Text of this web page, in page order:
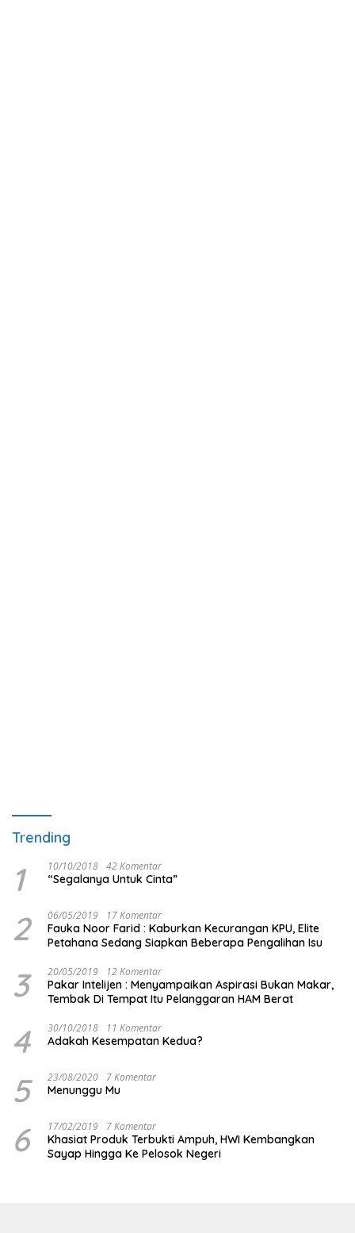
Trending
1 10/10/2018 42 Komentar
“Segalanya Untuk Cinta”
2 06/05/2019 17 Komentar
Fauka Noor Farid : Kaburkan Kecurangan KPU, Elite
Petahana Sedang Siapkan Beberapa Pengalihan Isu
3 20/05/2019 12 Komentar
Pakar Intelijen : Menyampaikan Aspirasi Bukan Makar,
Tembak Di Tempat Itu Pelanggaran HAM Berat
4 30/10/2018 11 Komentar
Adakah Kesempatan Kedua?
5 23/08/2020 7 Komentar
Menunggu Mu
6 17/02/2019 7 Komentar
Khasiat Produk Terbukti Ampuh, HWI Kembangkan
Sayap Hingga Ke Pelosok Negeri